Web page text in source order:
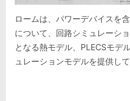
ロームは、パワーデバイスを
について、回路シミュレーシ
となる熱モデル、PLECSモデ
ュレーションモデルを提供して